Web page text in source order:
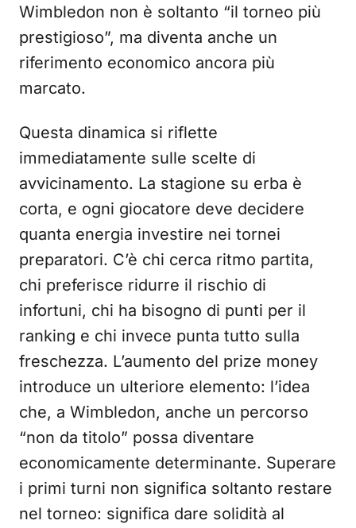
Wimbledon non è soltanto “il torneo più
prestigioso”, ma diventa anche un
riferimento economico ancora più
marcato.
Questa dinamica si riflette
immediatamente sulle scelte di
avvicinamento. La stagione su erba è
corta, e ogni giocatore deve decidere
quanta energia investire nei tornei
preparatori. C’è chi cerca ritmo partita,
chi preferisce ridurre il rischio di
infortuni, chi ha bisogno di punti per il
ranking e chi invece punta tutto sulla
freschezza. L’aumento del prize money
introduce un ulteriore elemento: l’idea
che, a Wimbledon, anche un percorso
“non da titolo” possa diventare
economicamente determinante. Superare
i primi turni non significa soltanto restare
nel torneo: significa dare solidità al